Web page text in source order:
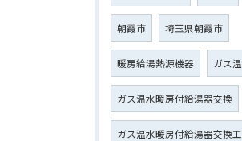
朝霞市 埼玉県朝霞市
暖房給湯熱源機器 ガス
ガス温水暖房付給湯器交換
ガス温水暖房付給湯器交換